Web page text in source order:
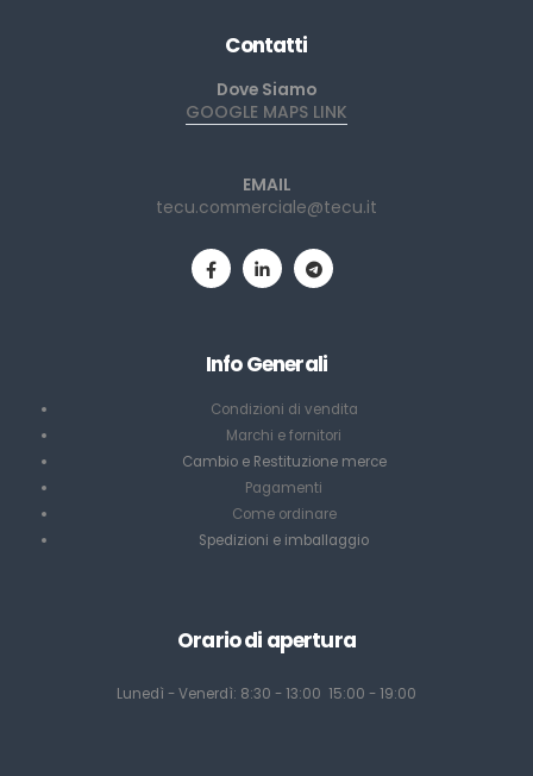
Contatti
Dove Siamo
GOOGLE MAPS LINK
EMAIL
tecu.commerciale@tecu.it
Info Generali
Condizioni di vendita
Marchi e fornitori
Cambio e Restituzione merce
Pagamenti
Come ordinare
Spedizioni e imballaggio
Orario di apertura
Lunedì - Venerdì: 8:30 - 13:00 15:00 - 19:00